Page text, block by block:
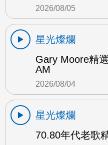
2026/08/05
星光燦爛
Gary Moore精
AM
2026/08/04
星光燦爛
70.80年代老歌